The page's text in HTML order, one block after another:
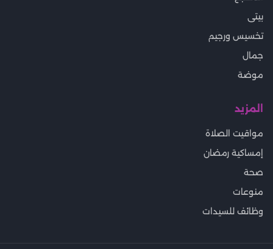
بيتى
تخسيس ورجيم
جمال
موضة
المزيد
مواقيت الصلاة
إمساكية رمضان
صحة
منوعات
وظائف للسيدات